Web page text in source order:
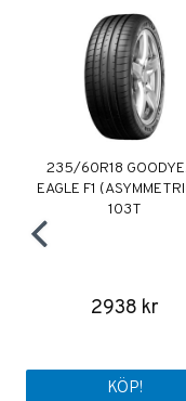
235/60R18
EAGLE F1
103T
2938 kr
KÖP!